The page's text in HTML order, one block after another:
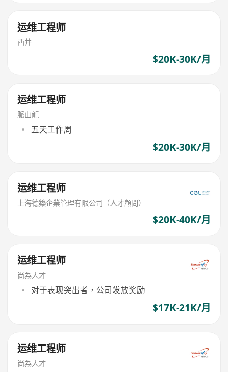
运维工程师
西井
$20K-30K/月
运维工程师
脈山龍
五天工作周
$20K-30K/月
运维工程师
上海德築企業管理有限公司（人才顧問）
$20K-40K/月
运维工程师
尚為人才
对于表现突出者，公司发放奖励
$17K-21K/月
运维工程师
尚為人才